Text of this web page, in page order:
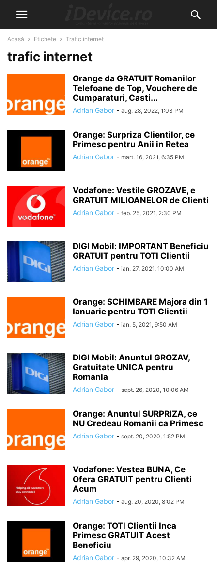
Acasă Etichete Trafic internet
trafic internet
Orange da GRATUIT Romanilor
Telefoane de Top, Vouchere de
Cumparaturi, Casti...
Adrian Gabor - aug. 28, 2022, 1:03 PM
Orange: Surpriza Clientilor, ce
Primesc pentru Anii in Retea
Adrian Gabor - mart. 16, 2021, 6:35 PM
Vodafone: Vestile GROZAVE, e
GRATUIT MILIOANELOR de Clienti
Adrian Gabor - feb. 25, 2021, 2:30 PM
DIGI Mobil: IMPORTANT Beneficiu
GRATUIT pentru TOTI Clientii
Adrian Gabor - ian. 27, 2021, 10:00 AM
Orange: SCHIMBARE Majora din 1
Ianuarie pentru TOTI Clientii
Adrian Gabor - ian. 5, 2021, 9:50 AM
DIGI Mobil: Anuntul GROZAV,
Gratuitate UNICA pentru
Romania
Adrian Gabor - sept. 26, 2020, 10:06 AM
Orange: Anuntul SURPRIZA, ce
NU Credeau Romanii ca Primesc
Adrian Gabor - sept. 20, 2020, 1:52 PM
Vodafone: Vestea BUNA, Ce
Ofera GRATUIT pentru Clienti
Acum
Adrian Gabor - aug. 20, 2020, 8:02 PM
Orange: TOTI Clientii Inca
Primesc GRATUIT Acest
Beneficiu
Adrian Gabor - apr. 29, 2020, 10:32 AM